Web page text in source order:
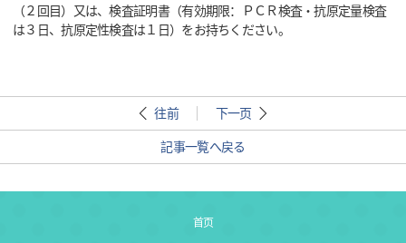
（２回目）又は、検査証明書（有効期限：ＰＣＲ検査・抗原定量検査
は３日、抗原定性検査は１日）をお持ちください。
往前 下一页
記事一覧へ戻る
首页